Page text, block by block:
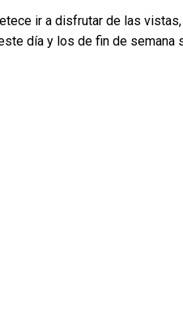
ir a disfrutar de las
día y los de fin de semana